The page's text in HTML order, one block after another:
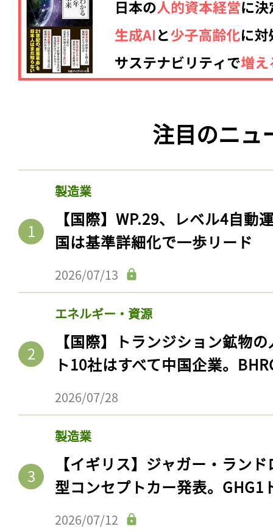
注目のニュ
製造業
【国際】WP.29、レベル4自動
国は基準詳細化で一歩リード
2026/07/13
エネルギー・資源
【国際】トランジション鉱物
ト10社はすべて中国企業。
2026/07/28
製造業
【イギリス】ジャガー・ラン
型コンセプトカー発表。GHG1
2026/07/12